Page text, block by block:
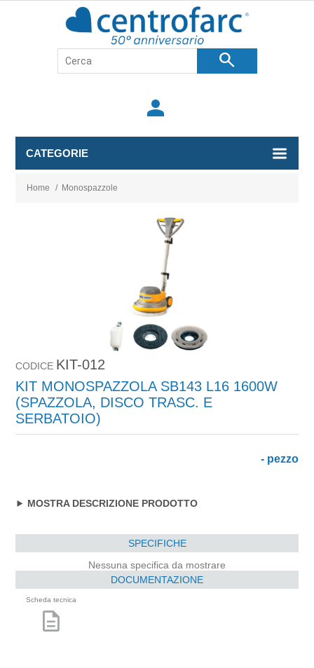
search
person
CATEGORIE
Home / Monospazzole
CODICE KIT-012
KIT MONOSPAZZOLA SB143 L16 1600W
(SPAZZOLA, DISCO TRASC. E
SERBATOIO)
- pezzo
MOSTRA DESCRIZIONE PRODOTTO
SPECIFICHE
Nessuna specifica da mostrare
DOCUMENTAZIONE
Scheda tecnica
description